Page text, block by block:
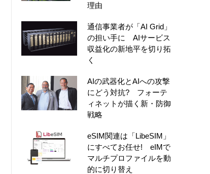
理由
通信事業者が「AI Grid」
の担い手に AIサービス
収益化の新地平を切り拓
く
AIの武器化とAIへの攻撃
にどう対抗? フォーテ
ィネットが描く新・防御
戦略
eSIM関連は「LibeSIM」
にすべてお任せ! eIMで
マルチプロファイルを動
的に切り替え